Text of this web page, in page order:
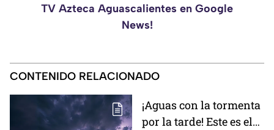
TV Azteca Aguascalientes en Google
News!
CONTENIDO RELACIONADO
¡Aguas con la tormenta
por la tarde! Este es el